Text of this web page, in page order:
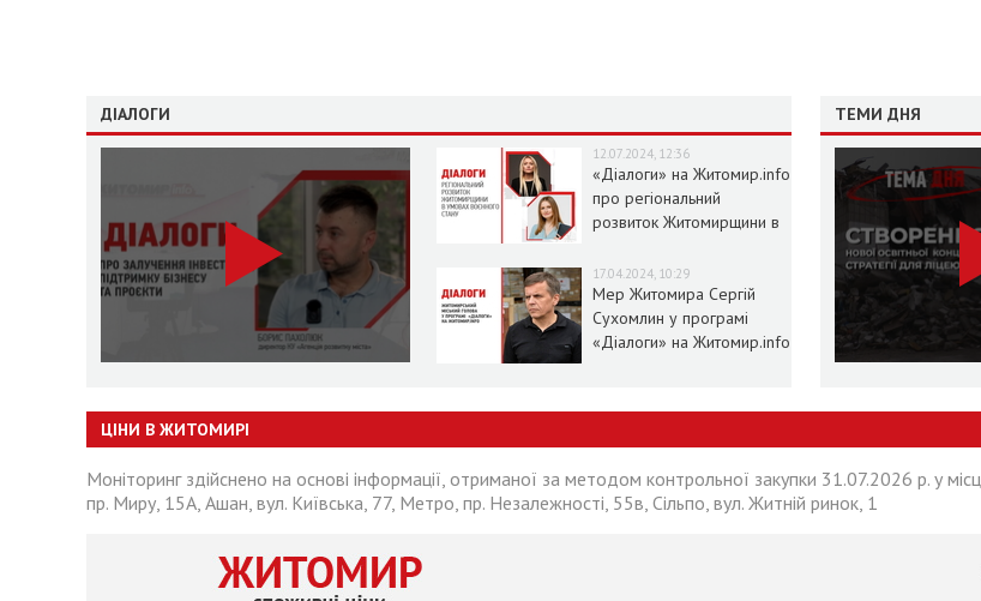
ДІАЛОГИ
12.07.2024, 12:36
«Діалоги» на Житомир.info
про регіональний
розвиток Житомирщини в
17.04.2024, 10:29
Мер Житомира Сергій
Сухомлин у програмі
«Діалоги» на Житомир.info
ТЕМИ ДНЯ
ЦІНИ В ЖИТОМИРІ
Моніторинг здійснено на основі інформації, отриманої за методом контрольної закупки 31.07.2026 р. у
пр. Миру, 15А, Ашан, вул. Київська, 77, Метро, пр. Незалежності, 55в, Сільпо, вул. Житній ринок, 1